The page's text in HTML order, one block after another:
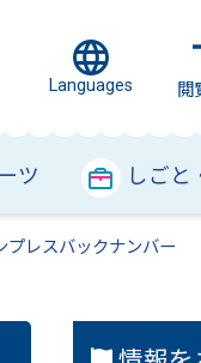
Languages 閲
ツ しごと
プレスバックナンバー